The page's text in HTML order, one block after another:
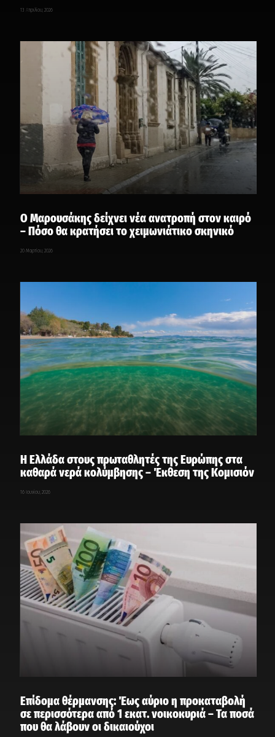
13 Απριλίου, 2026
Ο Μαρουσάκης δείχνει νέα ανατροπή στον καιρό
– Πόσο θα κρατήσει το χειμωνιάτικο σκηνικό
20 Μαρτίου, 2026
Η Ελλάδα στους πρωταθλητές της Ευρώπης στα
καθαρά νερά κολύμβησης – Έκθεση της Κομισιόν
16 Ιουνίου, 2026
Επίδομα θέρμανσης: Έως αύριο η προκαταβολή
σε περισσότερα από 1 εκατ. νοικοκυριά – Τα ποσά
που θα λάβουν οι δικαιούχοι